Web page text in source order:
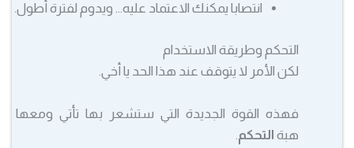
انتصابا يمكنك الاعتماد عليه… ويدوم لفترة أطول.
التحكم وطريقة الاستخدام
لكن الأمر لا يتوقف عند هذا الحد يا أخي.
فهذه القوة الجديدة التي ستشعر بها تأتي ومعها
هبةالتحكم.